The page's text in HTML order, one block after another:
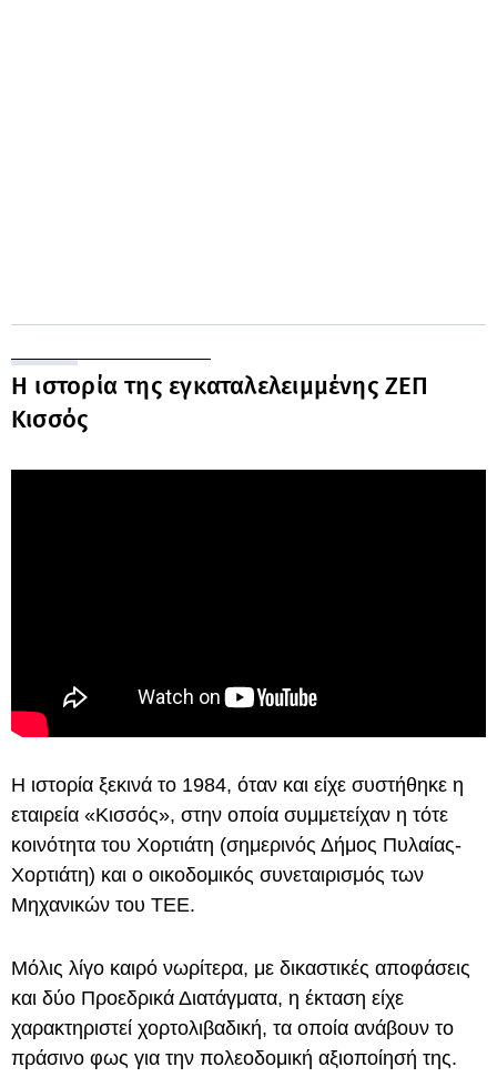
Η ιστορία της εγκαταλελειμμένης ΖΕΠ
Κισσός
Η ιστορία ξεκινά το 1984, όταν και είχε συστήθηκε η
εταιρεία «Κισσός», στην οποία συμμετείχαν η τότε
κοινότητα του Χορτιάτη (σημερινός Δήμος Πυλαίας-
Χορτιάτη) και ο οικοδομικός συνεταιρισμός των
Μηχανικών του ΤΕΕ.
Μόλις λίγο καιρό νωρίτερα, με δικαστικές αποφάσεις
και δύο Προεδρικά Διατάγματα, η έκταση είχε
χαρακτηριστεί χορτολιβαδική, τα οποία ανάβουν το
πράσινο φως για την πολεοδομική αξιοποίησή της.